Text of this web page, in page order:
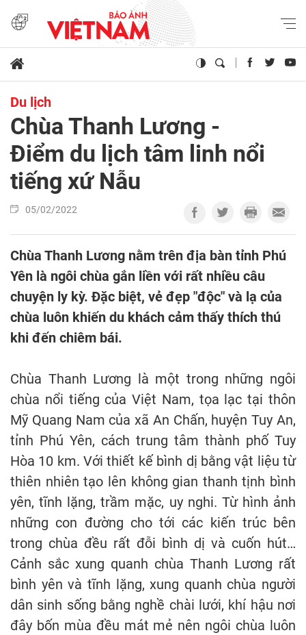
Du lịch
Chùa Thanh Lương -
Điểm du lịch tâm linh nổi
tiếng xứ Nẫu
05/02/2022
Chùa Thanh Lương nằm trên địa bàn tỉnh Phú
Yên là ngôi chùa gắn liền với rất nhiều câu
chuyện ly kỳ. Đặc biệt, vẻ đẹp "độc" và lạ của
chùa luôn khiến du khách cảm thấy thích thú
khi đến chiêm bái.
Chùa Thanh Lương là một trong những ngôi
chùa nổi tiếng của Việt Nam, tọa lạc tại thôn
Mỹ Quang Nam của xã An Chấn, huyện Tuy An,
tỉnh Phú Yên, cách trung tâm thành phố Tuy
Hòa 10 km. Với thiết kế bình dị bằng vật liệu từ
thiên nhiên tạo lên không gian thanh tịnh bình
yên, tĩnh lặng, trầm mặc, uy nghi. Từ hình ảnh
những con đường cho tới các kiến trúc bên
trong chùa đều rất đỗi bình dị và cuốn hút…
Cảnh sắc xung quanh chùa Thanh Lương rất
bình yên và tĩnh lặng, xung quanh chùa người
dân sinh sống bằng nghề chài lưới, khí hậu nơi
đây bốn mùa đều mát mẻ nên ngôi chùa luôn